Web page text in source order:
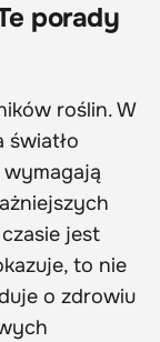
porady
roślin. W
światło
wymagają
jest
to nie
o zdrowiu